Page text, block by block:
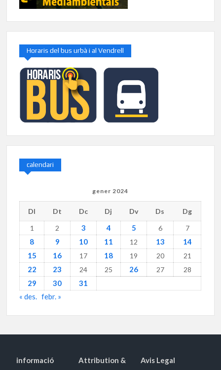
Horaris del bus urbà i al Vendrell
calendari
gener 2024
Dl Dt Dc Dj Dv Ds
Dg
1
2 3 4 5 6 7
8 9 10 11 12 13
14
15
16 17 18 19 20 21
22 23 24 25 26 27 28
29 30
31
« des. febr. »
informació
Attribution &
Avis Legal